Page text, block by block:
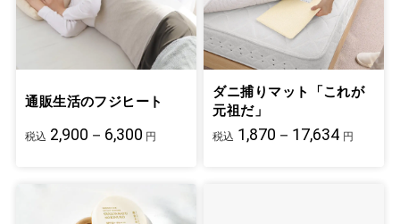
通販生活のフジヒート
税込 2,900－6,300 円
ダニ捕りマット「これが
元祖だ」
税込 1,870－17,634 円